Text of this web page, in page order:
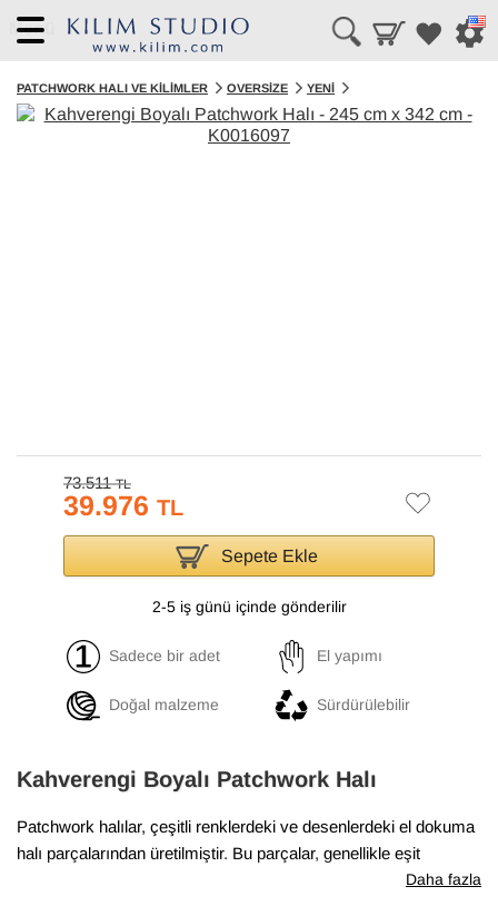
Menü
PATCHWORK HALI VE KILIMLER OVERSIZE YENI
73.511TL
39.976 TL
Sepete Ekle
2-5 iş günü içinde gönderilir
Sadece bir adet El yapımı
Doğal malzeme Sürdürülebilir
Kahverengi Boyalı Patchwork Halı
Patchwork halılar, çeşitli renklerdeki ve desenlerdeki el dokuma
halı parçalarından üretilmiştir. Bu parçalar, genellikle eşit
boyutlarda ve düzenli şekillerde kesilir ve sonra yan yana ve üst
Daha fazla